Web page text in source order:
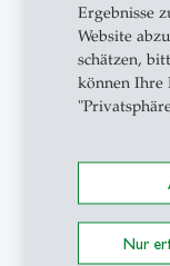
Ergebnisse
Website
schätzen,
können Ihre
Nur
Advanced
(Master of
Networks
Innovation)
Science
Business
HSG